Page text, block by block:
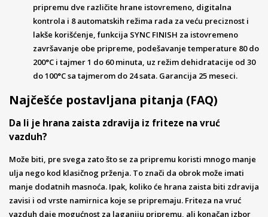
pripremu dve različite hrane istovremeno, digitalna
kontrola i 8 automatskih režima rada za veću preciznost i
lakše korišćenje, funkcija SYNC FINISH za istovremeno
završavanje obe pripreme, podešavanje temperature 80 do
200°C i tajmer 1 do 60 minuta, uz režim dehidratacije od 30
do 100°C sa tajmerom do 24 sata. Garancija 25 meseci.
Najčešće postavljana pitanja (FAQ)
Da li je hrana zaista zdravija iz friteze na vruć
vazduh?
Može biti, pre svega zato što se za pripremu koristi mnogo manje
ulja nego kod klasičnog prženja. To znači da obrok može imati
manje dodatnih masnoća. Ipak, koliko će hrana zaista biti zdravija
zavisi i od vrste namirnica koje se pripremaju. Friteza na vruć
vazduh daje mogućnost za laganiju pripremu, ali konačan izbor